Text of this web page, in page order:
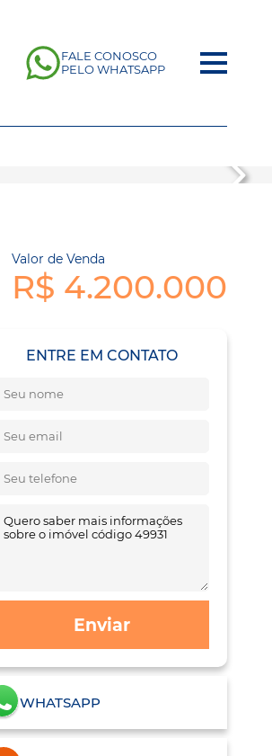
FALE CONOSCO
PELO WHATSAPP
Valor de Venda
R$ 4.200.000
ENTRE EM CONTATO
Enviar
WHATSAPP